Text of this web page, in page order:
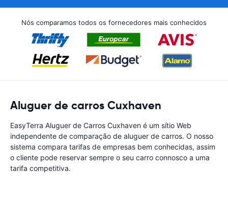
Nós comparamos todos os fornecedores mais conhecidos
Aluguer de carros Cuxhaven
EasyTerra Aluguer de Carros Cuxhaven é um sítio Web
independente de comparação de aluguer de carros. O nosso
sistema compara tarifas de empresas bem conhecidas, assim
o cliente pode reservar sempre o seu carro connosco a uma
tarifa competitiva.